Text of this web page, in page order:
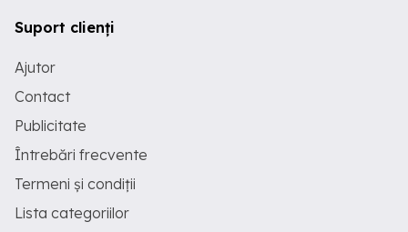
Suport clienți
Ajutor
Contact
Publicitate
Întrebări frecvente
Termeni și condiții
Lista categoriilor